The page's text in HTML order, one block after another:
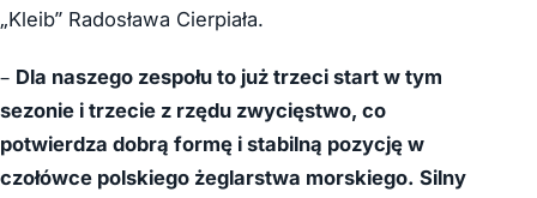
„Kleib” Radosława Cierpiała.
– Dla naszego zespołu to już trzeci start w tym
sezonie i trzecie z rzędu zwycięstwo, co
potwierdza dobrą formę i stabilną pozycję w
czołówce polskiego żeglarstwa morskiego. Silny